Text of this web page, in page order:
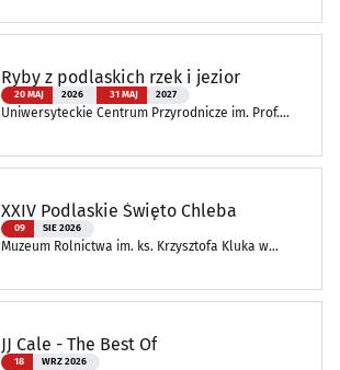
Ryby z podlaskich rzek i jezior
20 MAJ 2026 31 MAJ 2027
Uniwersyteckie Centrum Przyrodnicze im. Prof.
XXIV Podlaskie Święto Chleba
09 SIE 2026
Muzeum Rolnictwa im. ks. Krzysztofa Kluka w
JJ Cale - The Best Of
18 WRZ 2026